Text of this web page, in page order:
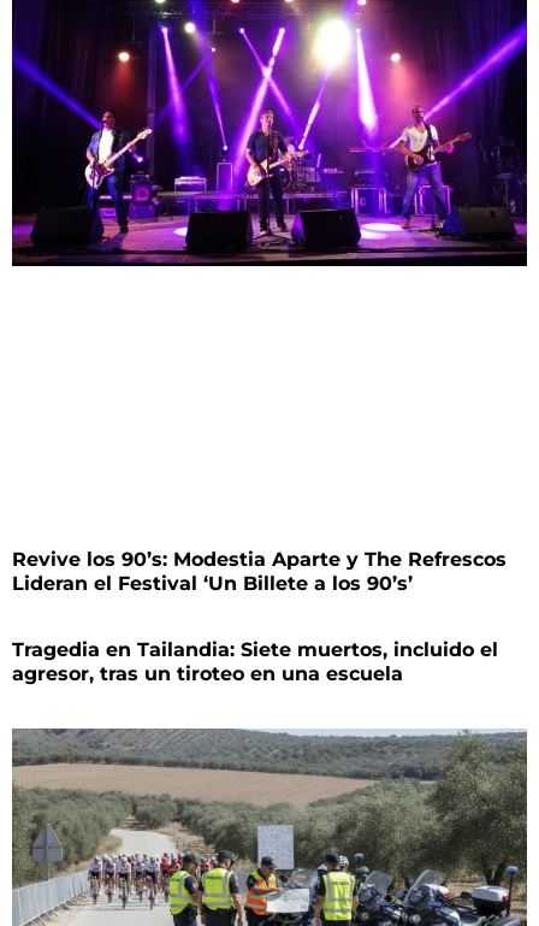
Revive los 90’s: Modestia Aparte y The Refrescos
Lideran el Festival ‘Un Billete a los 90’s’
Tragedia en Tailandia: Siete muertos, incluido el
agresor, tras un tiroteo en una escuela